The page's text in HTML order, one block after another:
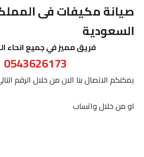
صيانة مكيفات فى
السعودية
فريق مميز في جميع انحاء
0543626173
يمكنكم الاتصال بنا الان من خلال الرقم
او من خلال واتساب